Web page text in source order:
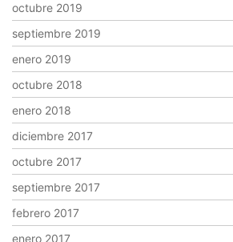
octubre 2019
septiembre 2019
enero 2019
octubre 2018
enero 2018
diciembre 2017
octubre 2017
septiembre 2017
febrero 2017
enero 2017